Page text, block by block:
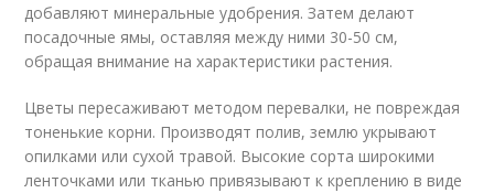
добавляют минеральные удобрения. Затем делают
посадочные ямы, оставляя между ними 30-50 см,
обращая внимание на характеристики растения.
Цветы пересаживают методом перевалки, не повреждая
тоненькие корни. Производят полив, землю укрывают
опилками или сухой травой. Высокие сорта широкими
ленточками или тканью привязывают к креплению в виде